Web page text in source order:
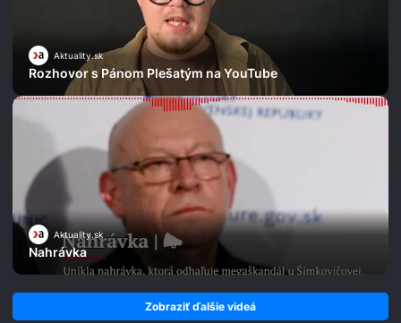
Aktuality.sk
Rozhovor s Pánom Plešatým na YouTube
Aktuality.sk
Nahrávka
Zobraziť ďalšie videá